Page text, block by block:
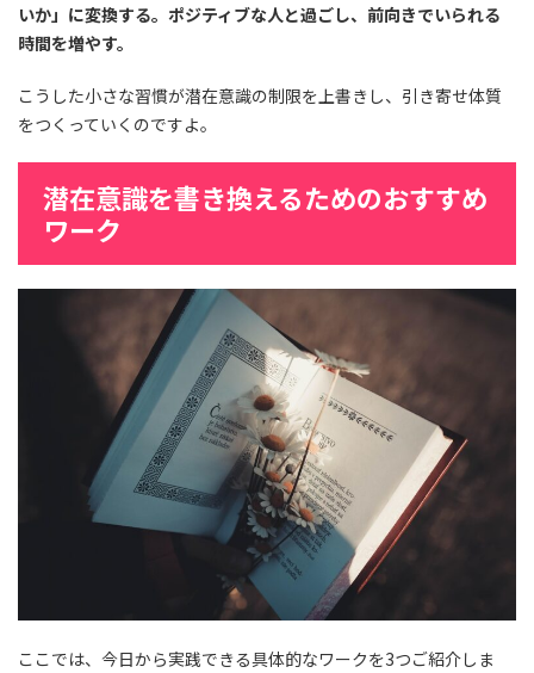
いか」に変換する。ポジティブな人と過ごし、前向きでいられる
時間を増やす。
こうした小さな習慣が潜在意識の制限を上書きし、引き寄せ体質
をつくっていくのですよ。
潜在意識を書き換えるためのおすすめ
ワーク
ここでは、今日から実践できる具体的なワークを3つご紹介しま